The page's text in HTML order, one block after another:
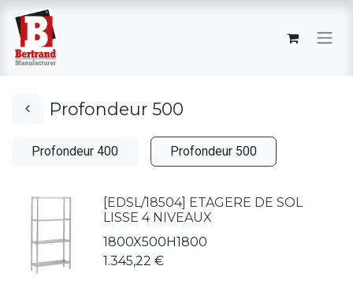
Profondeur 500
Profondeur 400 Profondeur 500
[EDSL/18504] ETAGERE DE SOL
LISSE 4 NIVEAUX
1800X500H1800
1.345,22 €